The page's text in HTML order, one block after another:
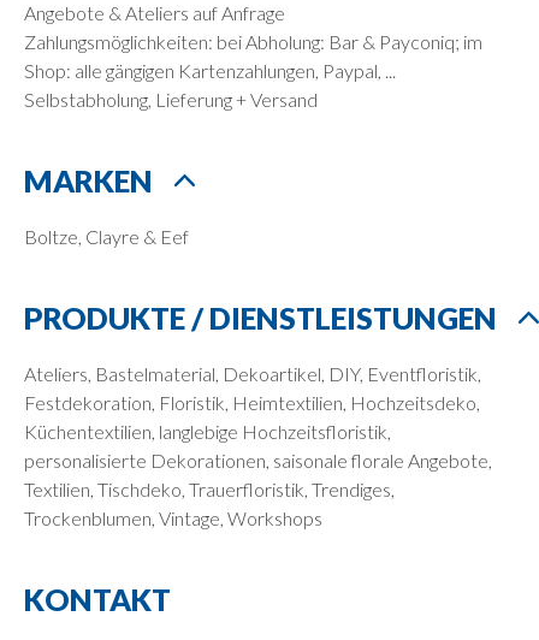
Angebote & Ateliers auf Anfrage
Zahlungsmöglichkeiten: bei Abholung: Bar & Payconiq; im
Shop: alle gängigen Kartenzahlungen, Paypal, ...
Selbstabholung, Lieferung + Versand
MARKEN
Boltze, Clayre & Eef
PRODUKTE / DIENSTLEISTUNGEN
Ateliers, Bastelmaterial, Dekoartikel, DIY, Eventfloristik,
Festdekoration, Floristik, Heimtextilien, Hochzeitsdeko,
Küchentextilien, langlebige Hochzeitsfloristik,
personalisierte Dekorationen, saisonale florale Angebote,
Textilien, Tischdeko, Trauerfloristik, Trendiges,
Trockenblumen, Vintage, Workshops
KONTAKT